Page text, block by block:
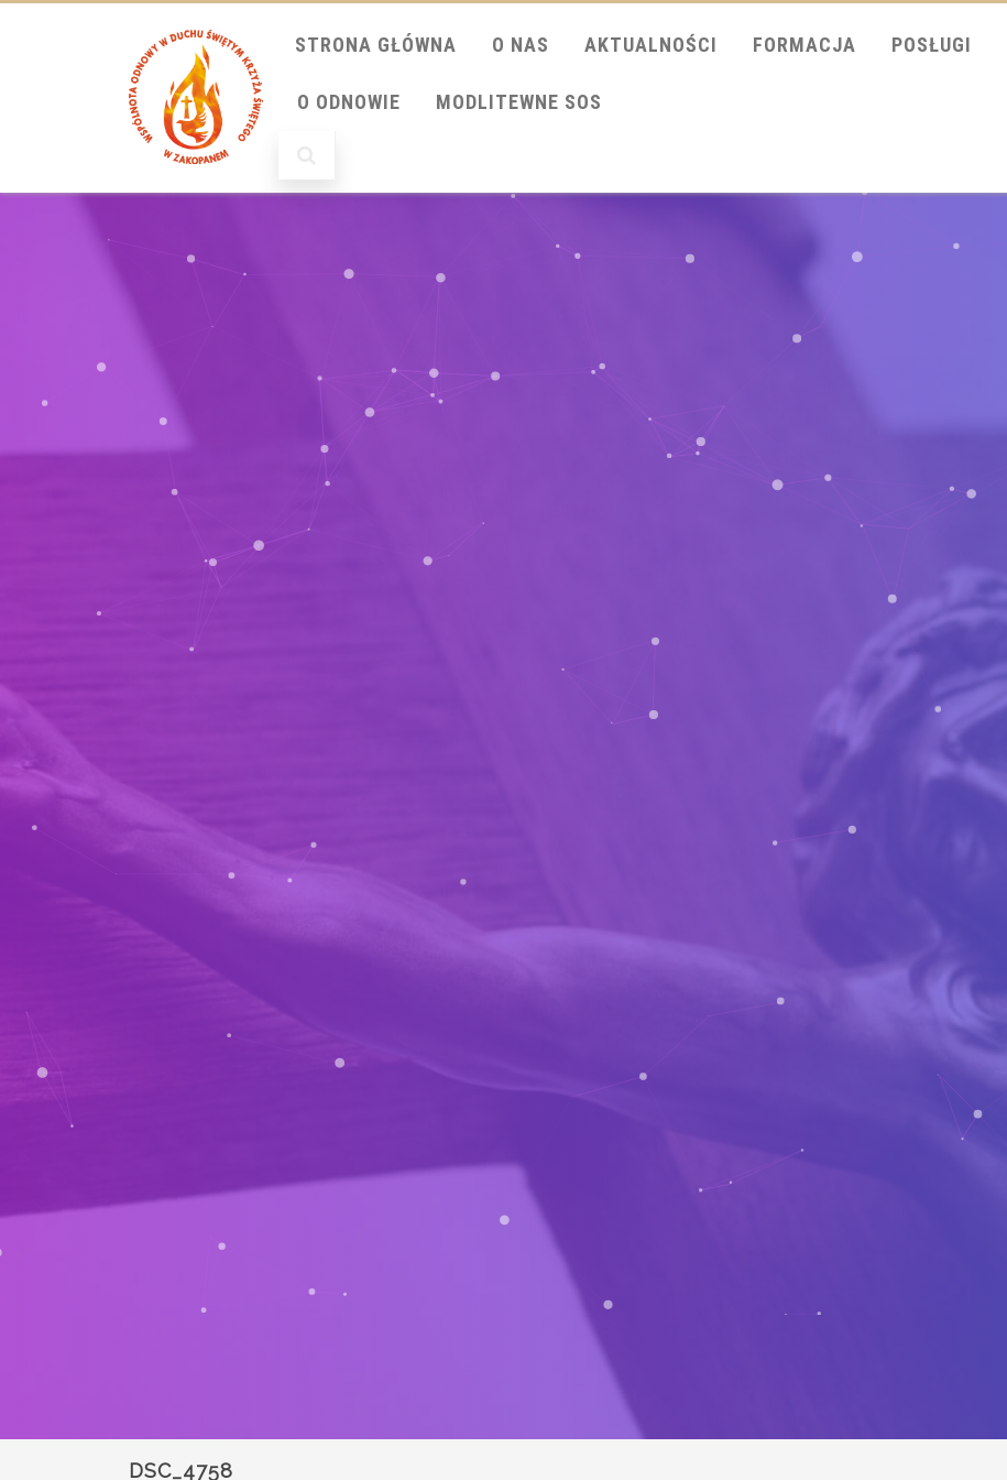
STRONA GŁÓWNA O NAS AKTUALNOŚCI FORMACJA POSŁUGI
O ODNOWIE MODLITEWNE SOS
DSC_4758